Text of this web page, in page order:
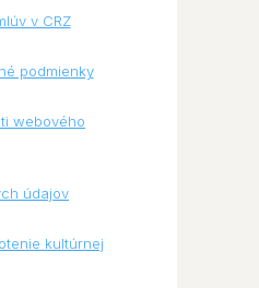
v CRZ
podmienky
webového
údajov
kultúrnej